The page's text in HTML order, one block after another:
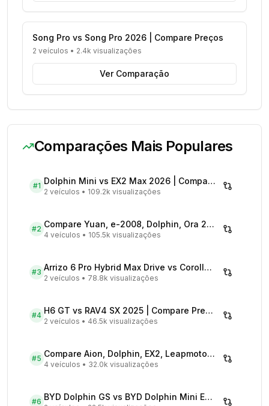
Song Pro vs Song Pro 2026 | Compare Preços
2 veículos • 2.4k visualizações
Ver Comparação
Comparações Mais Populares
#1 Dolphin Mini vs EX2 Max 2026 | Compare Preços
2 veículos • 109.2k visualizações
#2 Compare Yuan, e-2008, Dolphin, Ora 2026 | Veículos Elétricos
4 veículos • 105.5k visualizações
#3 Arrizo 6 Pro Hybrid Max Drive vs Corolla Cross XRX Hybrid - Comparativo Completo
2 veículos • 78.8k visualizações
#4 H6 GT vs RAV4 SX 2025 | Compare Preços
2 veículos • 46.5k visualizações
#5 Compare Aion, Dolphin, EX2, Leapmotor 2026 | Veículos Elétricos
4 veículos • 32.0k visualizações
#6 BYD Dolphin GS vs BYD Dolphin Mini EV - Comparativo Completo